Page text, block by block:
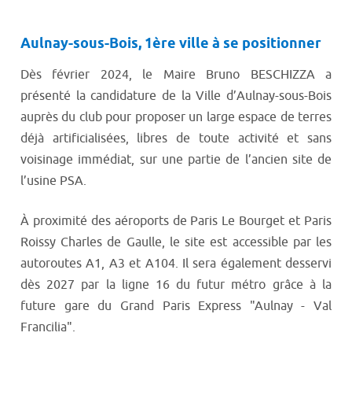
Aulnay-sous-Bois, 1ère ville à se positionner
Dès février 2024, le Maire Bruno BESCHIZZA a
présenté la candidature de la Ville d’Aulnay-sous-Bois
auprès du club pour proposer un large espace de terres
déjà artificialisées, libres de toute activité et sans
voisinage immédiat, sur une partie de l’ancien site de
l’usine PSA.
À proximité des aéroports de Paris Le Bourget et Paris
Roissy Charles de Gaulle, le site est accessible par les
autoroutes A1, A3 et A104. Il sera également desservi
dès 2027 par la ligne 16 du futur métro grâce à la
future gare du Grand Paris Express "Aulnay - Val
Francilia".